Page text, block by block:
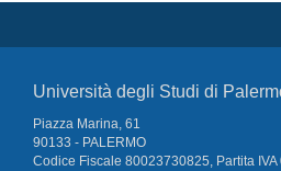
Università degli Studi di
Piazza Marina, 61
90133 - PALERMO
Codice Fiscale 80023730825, Partita